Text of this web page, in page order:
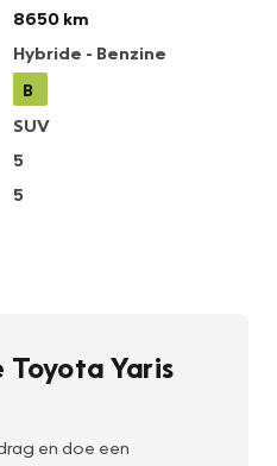
8650 km
Hybride - Benzine
B
SUV
5
5
Toyota Yaris
en doe een